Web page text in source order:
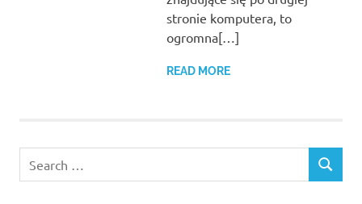
stronie komputera, to
ogromna[…]
READ MORE
for:
SEARCH